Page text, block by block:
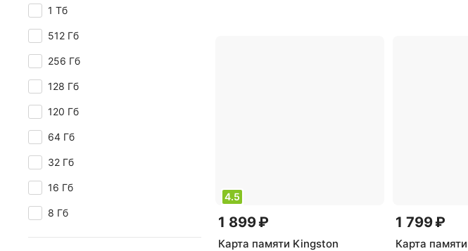
1 Тб
512 Гб
256 Гб
128 Гб
120 Гб
64 Гб
32 Гб
16 Гб
8 Гб
4.5
1 899 ₽
Карта памяти Kingston
1 799 ₽
Карта